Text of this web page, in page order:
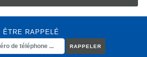
ÊTRE RAPPELÉ